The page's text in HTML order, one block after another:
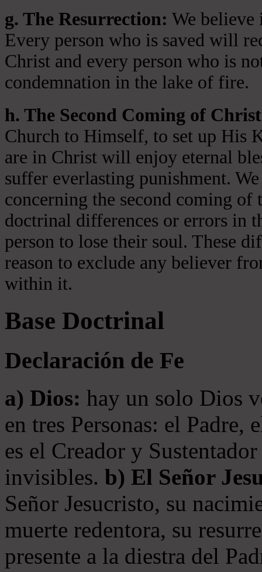
g. The Resurrection: We believe
Every person who is saved will
Christ and every person who is
condemnation in the lake of fire.
h. The Second Coming of
Church to Himself, to set up His
are in Christ will enjoy eternal
suffer everlasting punishment.
concerning the second coming
doctrinal differences or errors in
person to lose their soul. These
reason to exclude any believer
within it.
Base Doctrinal
Declaración de Fe
a) Dios: hay un solo Dios
en tres Personas: el
es el Creador y
invisibles. b) El Señor
Señor Jesucristo, su
muerte redentora, su
presente a la diestra del